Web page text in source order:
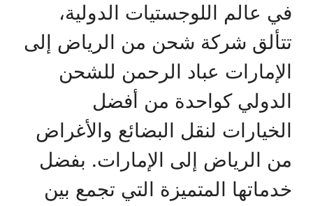
في عالم اللوجستيات الدولية،
تتألق شركة شحن من الرياض إلى
الإمارات عباد الرحمن للشحن
الدولي كواحدة من أفضل
الخيارات لنقل البضائع والأغراض
من الرياض إلى الإمارات. بفضل
خدماتها المتميزة التي تجمع بين